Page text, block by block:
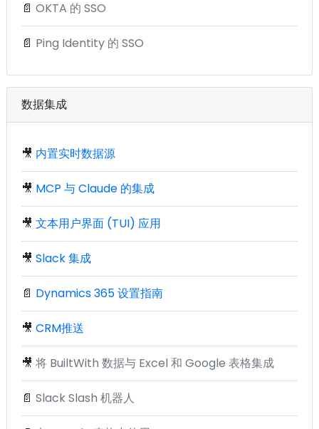
📄 OKTA 的 SSO
📄 Ping Identity 的 SSO
数据集成
🎥 内置实时数据源
🎥 MCP 与 Claude 的集成
🎥 文本用户界面 (TUI) 应用
🎥 Slack 集成
📄 Dynamics 365 设置指南
🎥 CRM推送
🎥 将 BuiltWith 数据与 Excel 和 Google 表格集成
📄 Slack Slash 机器人